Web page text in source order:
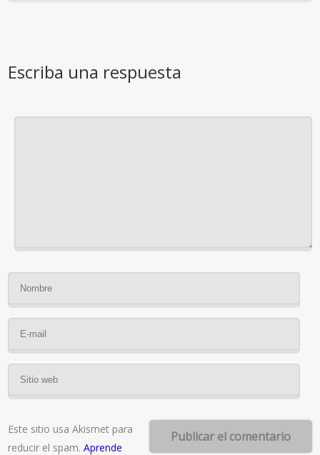
Escriba una respuesta
Este sitio usa Akismet para
reducir el spam.Aprende